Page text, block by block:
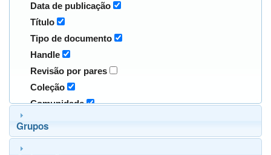
Data de publicação
Título
Tipo de documento
Handle
Revisão por pares
Coleção
Comunidade
Grupos